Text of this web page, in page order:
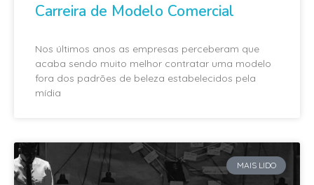
Carreira de Modelo Comercial
Nos últimos anos as empresas perceberam que
acaba sendo muito melhor contratar uma modelo
fora dos padrões de beleza estabelecidos pela
mídia
MAIS LIDO